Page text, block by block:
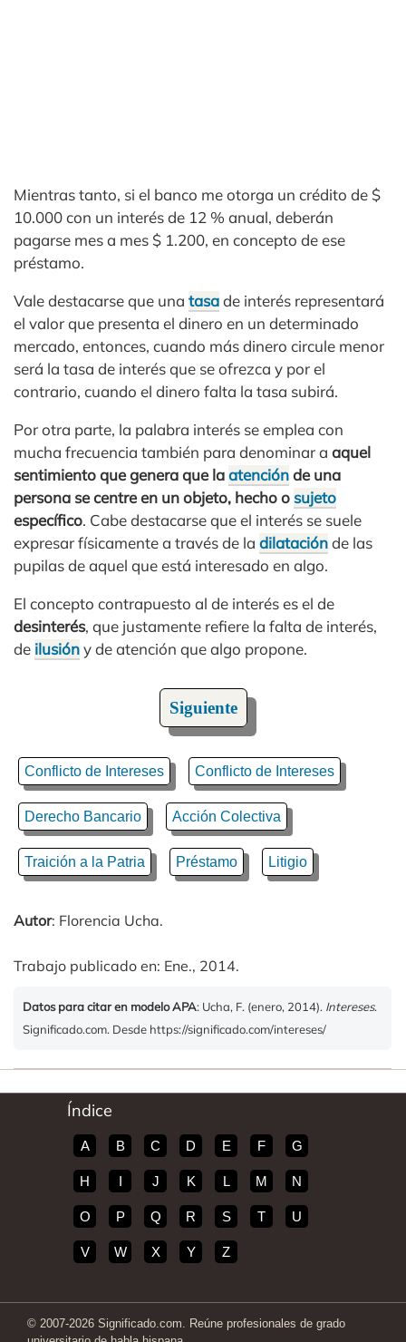
Mientras tanto, si el banco me otorga un crédito de $
10.000 con un interés de 12 % anual, deberán
pagarse mes a mes $ 1.200, en concepto de ese
préstamo.
Vale destacarse que una tasade interés representará
el valor que presenta el dinero en un determinado
mercado, entonces, cuando más dinero circule menor
será la tasa de interés que se ofrezca y por el
contrario, cuando el dinero falta la tasa subirá.
Por otra parte, la palabra interés se emplea con
mucha frecuencia también para denominar a aquel
sentimiento que genera que laatenciónde una
persona se centre en un objeto, hecho o sujeto
específico. Cabe destacarse que el interés se suele
expresar físicamente a través de la dilataciónde las
pupilas de aquel que está interesado en algo.
El concepto contrapuesto al de interés es el de
desinterés, que justamente refiere la falta de interés,
de ilusióny de atención que algo propone.
Siguiente
Conflicto de Intereses Conflicto de Intereses
Derecho Bancario Acción Colectiva
Traición a la Patria Préstamo Litigio
Autor: Florencia Ucha.
Trabajo publicado en: Ene., 2014.
Datos para citar en modelo APA: Ucha, F. (enero, 2014). Intereses.
Significado.com. Desde https://significado.com/intereses/
Índice
A B C D E F G
H I J K L M N
O P Q R S T U
V W X Y Z
© 2007-2026 Significado.com. Reúne profesionales de grado